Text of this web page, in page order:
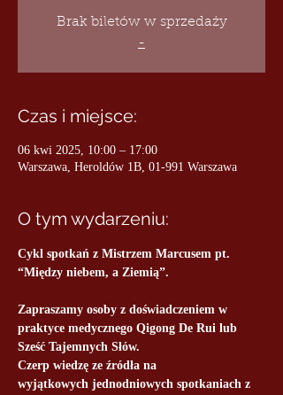
Brak biletów w sprzedaży
-
Czas i miejsce:
06 kwi 2025, 10:00 – 17:00
Warszawa, Heroldów 1B, 01-991 Warszawa
O tym wydarzeniu:
Cykl spotkań z Mistrzem Marcusem pt.
“Między niebem, a Ziemią”.
Zapraszamy osoby z doświadczeniem w
praktyce medycznego Qigong De Rui lub
Sześć Tajemnych Słów.
Czerp wiedzę ze źródła na
wyjątkowych jednodniowych spotkaniach z